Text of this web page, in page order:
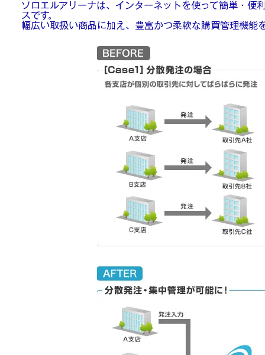
ソロエルアリーナは、インターネットを使って簡単・便
スです。
幅広い取扱い商品に加え、豊富かつ柔軟な購買管理機能